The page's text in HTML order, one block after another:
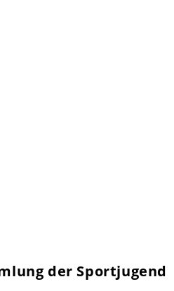
der Sportjugend